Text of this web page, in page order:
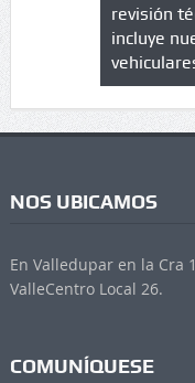
revisión
incluye
NOS UBICAMOS
En Valledupar en la Cra
ValleCentro Local 26.
COMUNÍQUESE